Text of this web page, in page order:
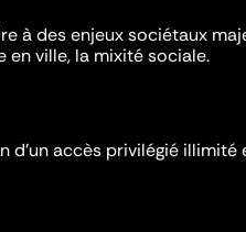
à des enjeux sociétaux
ville, la mixité sociale.
d’un accès privilégié